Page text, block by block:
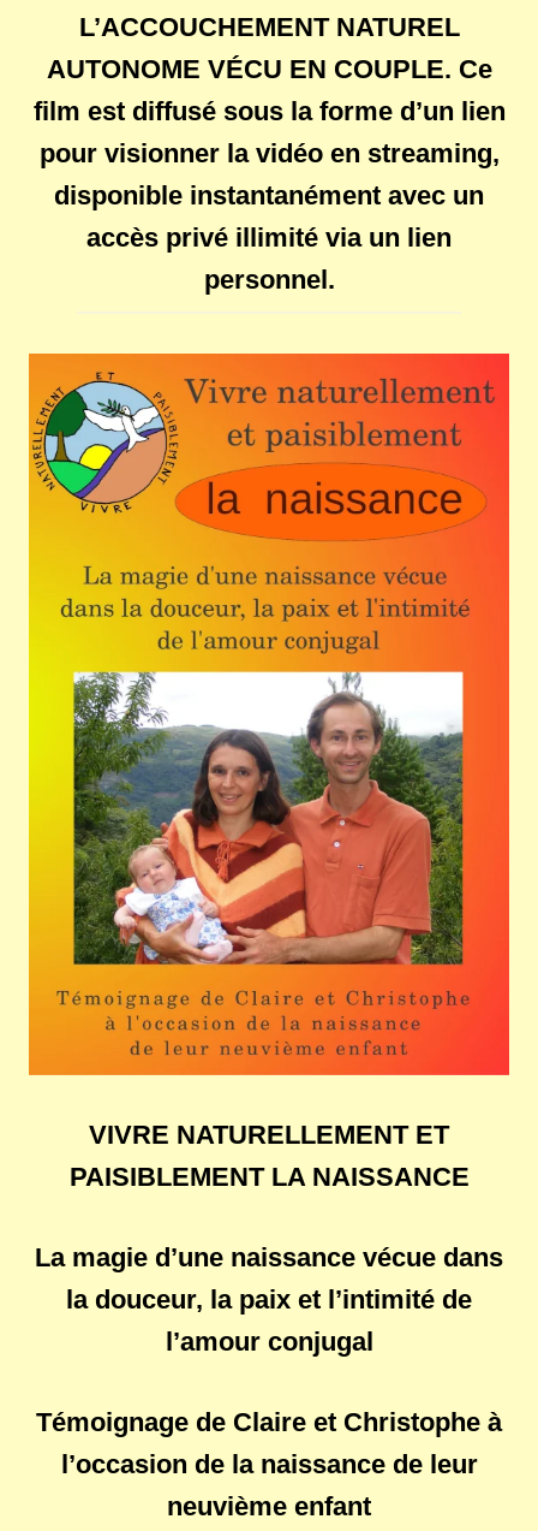
L’ACCOUCHEMENT NATUREL
AUTONOME VÉCU EN COUPLE. Ce
film est diffusé sous la forme d’un lien
pour visionner la vidéo en streaming,
disponible instantanément avec un
accès privé illimité via un lien
personnel.
VIVRE NATURELLEMENT ET
PAISIBLEMENT LA NAISSANCE
La magie d’une naissance vécue dans
la douceur, la paix et l’intimité de
l’amour conjugal
Témoignage de Claire et Christophe à
l’occasion de la naissance de leur
neuvième enfant